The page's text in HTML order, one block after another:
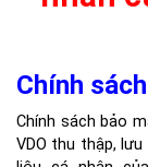
Chính
Chính sách bảo
VDO thu thập,